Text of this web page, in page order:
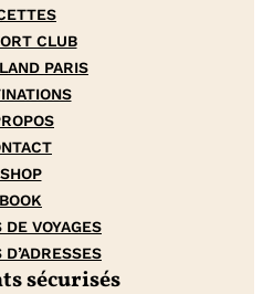
CLUB
PARIS
DE VOYAGES
sécurisés